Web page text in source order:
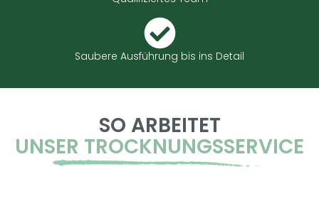
Saubere Ausführung bis ins Detail
SO ARBEITET
UNSER TROCKNUNGSSERVICE